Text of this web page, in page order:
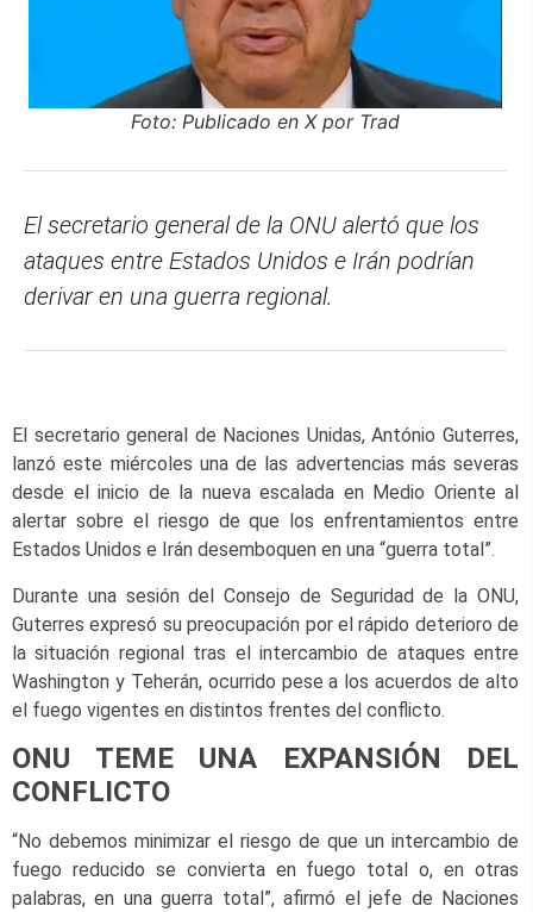
Foto: Publicado en X por Trad
El secretario general de la ONU alertó que los
ataques entre Estados Unidos e Irán podrían
derivar en una guerra regional.
El secretario general de Naciones Unidas, António Guterres,
lanzó este miércoles una de las advertencias más severas
desde el inicio de la nueva escalada en Medio Oriente al
alertar sobre el riesgo de que los enfrentamientos entre
Estados Unidos e Irán desemboquen en una “guerra total”.
Durante una sesión del Consejo de Seguridad de la ONU,
Guterres expresó su preocupación por el rápido deterioro de
la situación regional tras el intercambio de ataques entre
Washington y Teherán, ocurrido pese a los acuerdos de alto
el fuego vigentes en distintos frentes del conflicto.
ONU TEME UNA EXPANSIÓN DEL
CONFLICTO
“No debemos minimizar el riesgo de que un intercambio de
fuego reducido se convierta en fuego total o, en otras
palabras, en una guerra total”, afirmó el jefe de Naciones